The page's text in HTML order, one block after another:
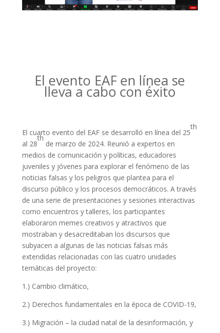
El evento EAF en línea se
lleva a cabo con éxito
El cuarto evento del EAF se desarrolló en línea del 25
th
al 28
th
de marzo de 2024. Reunió a expertos en
medios de comunicación y políticas, educadores
juveniles y jóvenes para explorar el fenómeno de las
noticias falsas y los peligros que plantea para el
discurso público y los procesos democráticos. A través
de una serie de presentaciones y sesiones interactivas
como encuentros y talleres, los participantes
elaboraron memes creativos y atractivos que
mostraban y desacreditaban los discursos que
subyacen a algunas de las noticias falsas más
extendidas relacionadas con las cuatro unidades
temáticas del proyecto:
1.) Cambio climático,
2.) Derechos fundamentales en la época de COVID-19,
3.) Migración – la ciudad natal de la desinformación, y